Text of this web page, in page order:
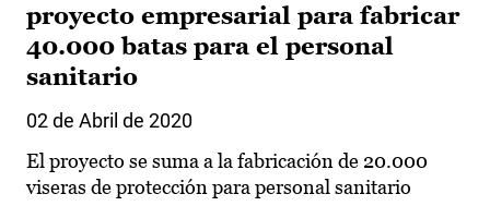
proyecto empresarial para fabricar
40.000 batas para el personal
sanitario
02 de Abril de 2020
El proyecto se suma a la fabricación de 20.000
viseras de protección para personal sanitario